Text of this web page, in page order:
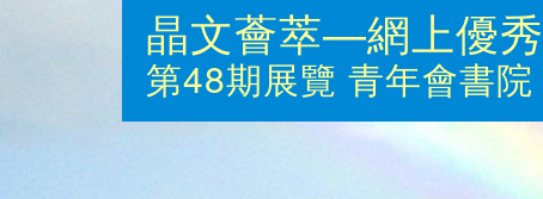
晶文薈萃—網上優
第48期展覽 青年會書院